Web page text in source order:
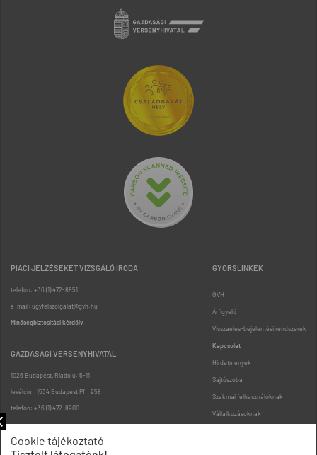
PIACI JELZÉSEKET VIZSGÁLÓ IRODA
telefon: +36 (1) 472-8851
e-mail: ugyfelszolgalat@gvh.hu
Minőségbiztosítási kérdőív
GAZDASÁGI VERSENYHIVATAL
1026 Budapest, Riadó u. 5-11.
levélcím: 1534 Budapest Pf.: 958
telefon: +36 (1) 472-8900
GYORSLINKEK
GVH
Árfigyelő
Visszaélés-bejelentési rendszerek
Kapcsolat
Hirdetmények
Sajtószoba
Szakmai felhasználóknak
Vállalkozásoknak
Cookie tájékoztató